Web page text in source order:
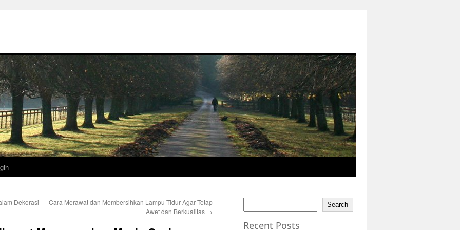
Dekorasi
Cara Merawat dan Membersihkan Lampu Tidur Agar Tetap
Awet dan Berkualitas →
Search
Recent Posts